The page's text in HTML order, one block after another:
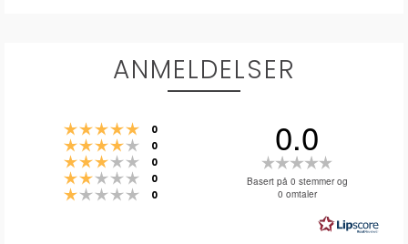
ANMELDELSER
Karakter: 5 av 5 mulige
0
Karakter: 4 av 5 mulige
0
Karakter: 3 av 5 mulige
0
Karakter: 2 av 5 mulige
0
Karakter: 1 av 5 mulige
0
0.0
0.0
5
mulige
Basert på 0 stemmer og
0 omtaler